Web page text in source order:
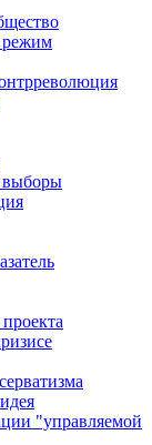
режим
выборы
"управляемой